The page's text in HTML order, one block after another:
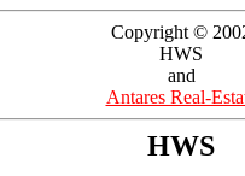
Copyright ©
HWS
and
Antares Real-
HWS